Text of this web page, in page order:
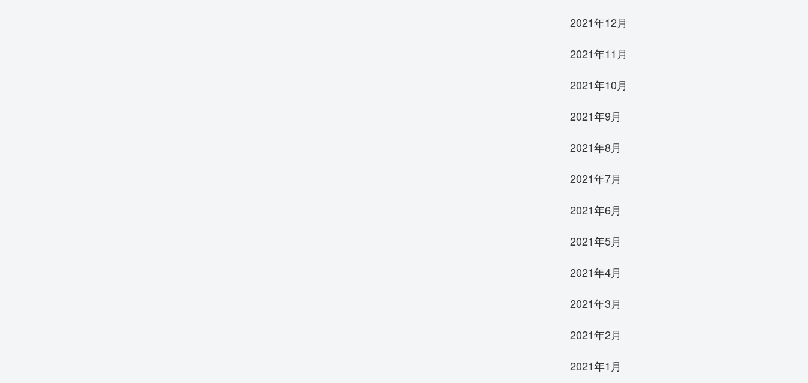
2021年12月
2021年11月
2021年10月
2021年9月
2021年8月
2021年7月
2021年6月
2021年5月
2021年4月
2021年3月
2021年2月
2021年1月